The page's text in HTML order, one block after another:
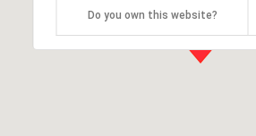
Do you own this website?